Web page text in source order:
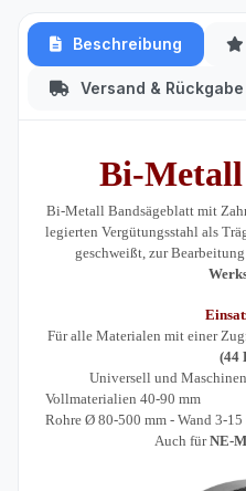
Beschreibung
Versand & Rückgabe
Bi-Metall
Bi-Metall Bandsägeblatt mit
legierten Vergütungsstahl als
geschweißt, zur
Für alle Materialen mit einer
(44
Universell und
Vollmaterialien 40-90 mm
Rohre Ø 80-500 mm - Wand 3-15
Auch fürNE-